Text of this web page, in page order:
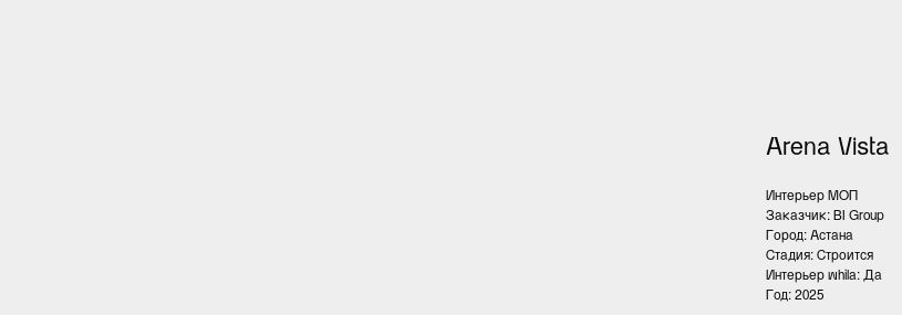
Arena Vista
Интерьер МОП
Заказчик: BI Group
Город: Астана
Стадия: Строится
Интерьер whila: Да
Год: 2025